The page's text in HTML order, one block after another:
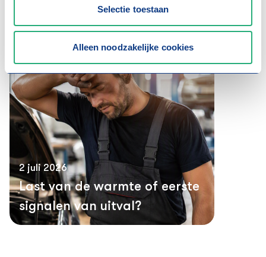
Selectie toestaan
Alleen noodzakelijke cookies
Doe de veiligheidscheck
Last van de warmte of eerste
signalen van uitval?
2 juli 2026